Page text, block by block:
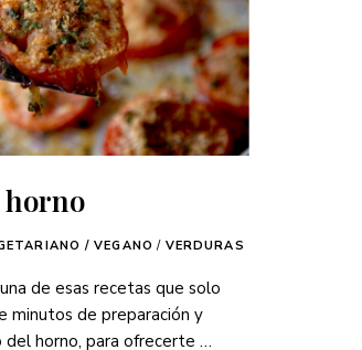
horno
/ VEGANO / VERDURAS
de esas recetas que solo
minutos de preparación y
del horno, para ofrecerte …